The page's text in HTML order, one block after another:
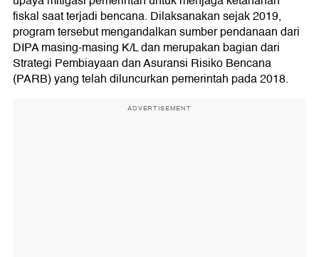
fiskal saat terjadi bencana. Dilaksanakan sejak 2019,
program tersebut mengandalkan sumber pendanaan dari
DIPA masing-masing K/L dan merupakan bagian dari
Strategi Pembiayaan dan Asuransi Risiko Bencana
(PARB) yang telah diluncurkan pemerintah pada 2018.
ADVERTISEMENT